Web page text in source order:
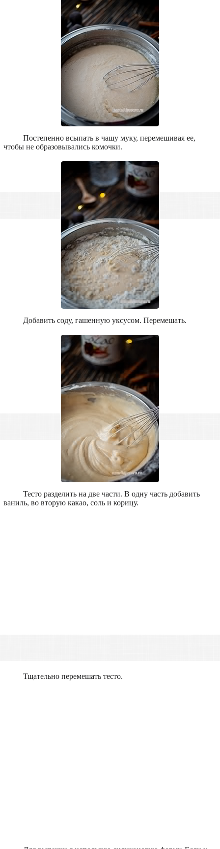
Постепенно всыпать в чашу муку, перемешивая ее,
чтобы не образовывались комочки.
Добавить соду, гашенную уксусом. Перемешать.
Тесто разделить на две части. В одну часть добавить
ваниль, во вторую какао, соль и корицу.
Тщательно перемешать тесто.